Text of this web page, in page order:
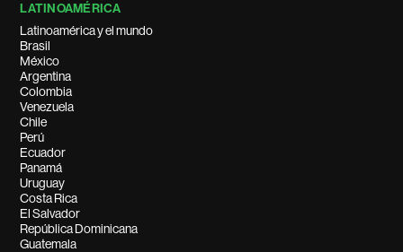
LATINOAMÉRICA
Latinoamérica y el mundo
Brasil
México
Argentina
Colombia
Venezuela
Chile
Perú
Ecuador
Panamá
Uruguay
Costa Rica
El Salvador
República Dominicana
Guatemala